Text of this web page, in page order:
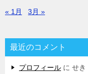
« 1月 3月 »
最近のコメント
プロフィール に せき